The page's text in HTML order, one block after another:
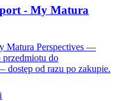
- My Matura
Matura Perspectives —
przedmiotu do
dostęp od razu po zakupie.